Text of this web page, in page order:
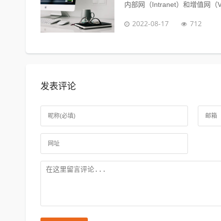
内部网（Intranet）和增值网（
2022-08-17 712
发表评论